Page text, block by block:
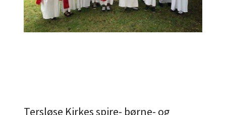
Tersløse Kirkes spire- børne- og